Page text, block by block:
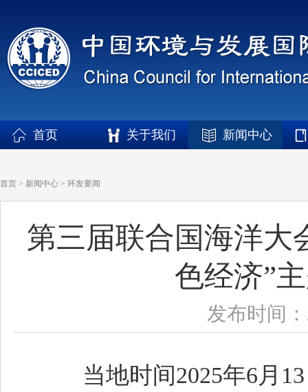
首页 关于我们 新闻中心
首页 > 新闻中心 > 环发要闻
第三届联合国海洋大
色经济”
发布时间
当地时间2025年6月13